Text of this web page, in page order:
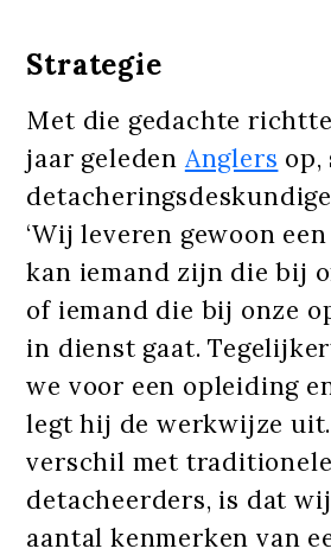
Strategie
Met die gedachte
jaar geleden Anglers op,
‘Wij leveren gewoon
kan iemand zijn die bij
of iemand die bij onze
in dienst gaat.
we voor een opleiding
legt hij de werkwijze uit.
verschil met traditionele
detacheerders, is dat
aantal kenmerken van